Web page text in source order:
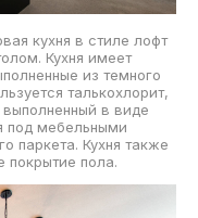
кухня в стиле лофт
Кухня имеет
из темного
талькохлорит,
в виде
под мебельными
паркета. Кухня также
пола.